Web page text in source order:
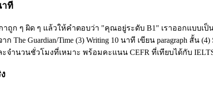
าที
าถูก ๆ ผิด ๆ แล้วให้คำตอบว่า "คุณอยู่ระดับ B1" เราออกแบบเป็
The Guardian/Time (3) Writing 10 นาที เขียน paragraph สั้
ำนวนชั่วโมงที่เหมาะ พร้อมคะแนน CEFR ที่เทียบได้กับ